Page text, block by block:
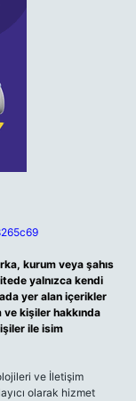
kurum veya şahıs
yalnızca kendi
yer alan içerikler
kişiler hakkında
ile isim
ve İletişim
olarak hizmet